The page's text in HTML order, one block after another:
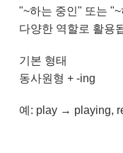
"~하는 중인" 또는
다양한 역할로 활용
기본 형태
동사원형 + -ing
예: play → playing,